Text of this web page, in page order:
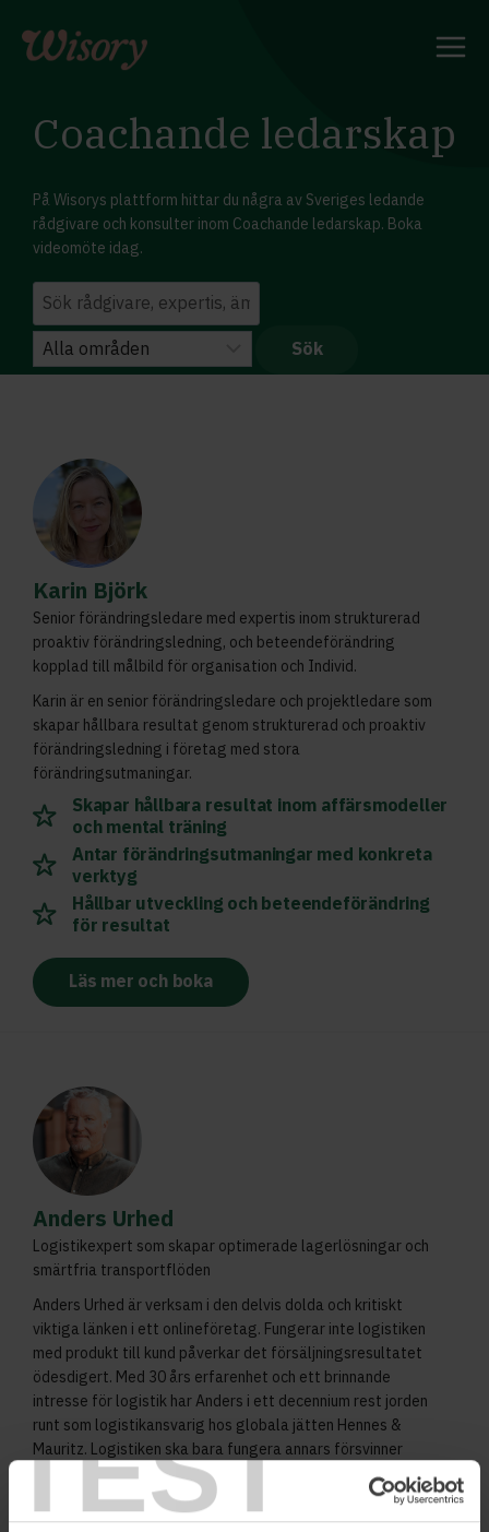
TEST
content
Coachande ledarskap
På Wisorys plattform hittar du några av Sveriges ledande
rådgivare och konsulter inom Coachande ledarskap. Boka
videomöte idag.
Karin Björk
Senior förändringsledare med expertis inom strukturerad
proaktiv förändringsledning, och beteendeförändring
kopplad till målbild för organisation och Individ.
Karin är en senior förändringsledare och projektledare som
skapar hållbara resultat genom strukturerad och proaktiv
förändringsledning i företag med stora
förändringsutmaningar.
Skapar hållbara resultat inom affärsmodeller
och mental träning
Antar förändringsutmaningar med konkreta
verktyg
Hållbar utveckling och beteendeförändring
för resultat
Läs mer och boka
Anders Urhed
Logistikexpert som skapar optimerade lagerlösningar och
smärtfria transportflöden
Anders Urhed är verksam i den delvis dolda och kritiskt
viktiga länken i ett onlineföretag. Fungerar inte logistiken
med produkt till kund påverkar det försäljningsresultatet
ödesdigert. Med 30 års erfarenhet och ett brinnande
intresse för logistik har Anders i ett decennium rest jorden
runt som logistikansvarig hos globala jätten Hennes &
Mauritz. Logistiken ska bara fungera annars försvinner
kunderna. Logistik är mycket mer än transport och den
viktigaste faktorn är alltid IT, beskriver Anders som hjälper
företag att växa, leverera och därmed prestera. Anders